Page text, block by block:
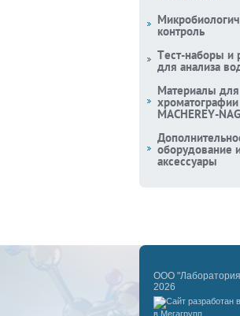
контроль
Тест-наборы и
для анализа
Материалы для
хроматографии
MACHEREY-
оборудование
аксессуары
ООО
2026
в Мегагрупп